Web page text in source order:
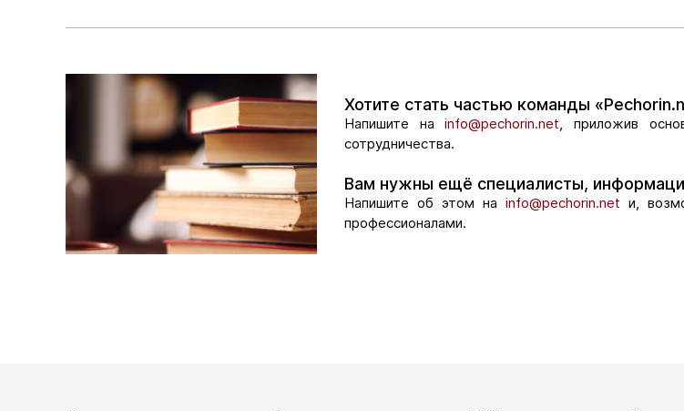
Хотите стать частью команды
Напишите наinfo@pechorin.net , приложив
сотрудничества.
Вам нужны ещё специалисты,
Напишите об этом на info@pechorin.net и,
профессионалами.